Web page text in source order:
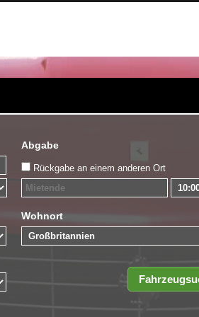
Abgabe
Rückgabe an einem anderen Ort
Wohnort